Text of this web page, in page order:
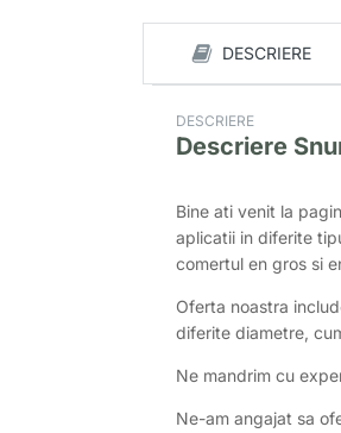
DESCRIERE
DESCRIERE
Descriere
Bine ati venit la
aplicatii in diferite
comertul en gros si
Oferta noastra
diferite diametre,
Ne mandrim cu
Ne-am angajat sa